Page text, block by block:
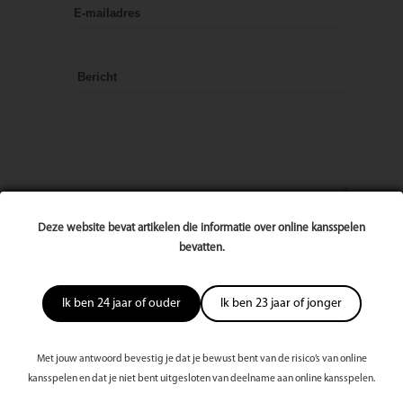
Deze website bevat artikelen die informatie over online kansspelen
bevatten.
Ik ben 24 jaar of ouder Ik ben 23 jaar of jonger
Met jouw antwoord bevestig je dat je bewust bent van de risico’s van online
kansspelen en dat je niet bent uitgesloten van deelname aan online kansspelen.
E-mailadres
Bericht